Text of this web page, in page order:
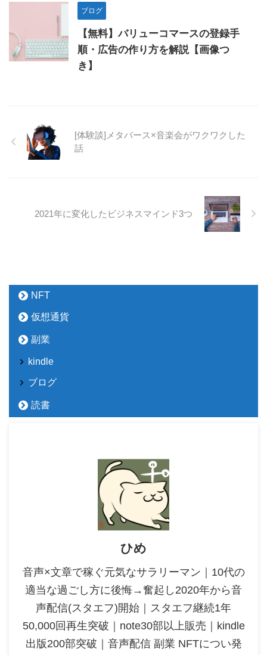
ブログ
【無料】バリューコマースの登録手
順・広告の作り方を解説【画像つ
き】
[体験談]メタバース×音楽会がワクワクした
話
2021年に変化したビジネスマインド3つ
NFT
仮想通貨
副業
kindle
ブログ
読書
ひめ
音声×文章で稼ぐ元気なサラリーマン｜10代の
適当な過ごし方に後悔→奮起し2020年から音
声配信(スタエフ)開始｜スタエフ継続1年
50,000回再生突破｜note30部以上販売｜kindle
出版200部突破｜音声配信 副業 NFTについ発